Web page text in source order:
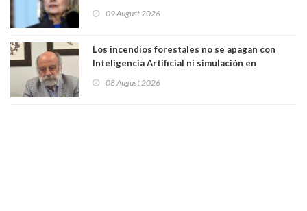
casa. Y la está destruyendo”
09 August 2026
Los incendios forestales no se apagan con
Inteligencia Artificial ni simulación en
Magister en Asentamientos Humanos PUC
08 August 2026